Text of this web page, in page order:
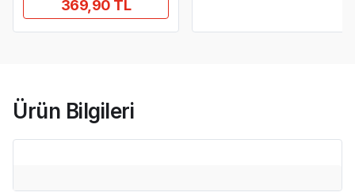
369,90 TL
Ürün Bilgileri